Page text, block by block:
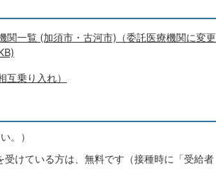
一覧 (加須市・古河市)（委託医療機関に変更
乗り入れ）
。）
けている方は、無料です（接種時に「受給者